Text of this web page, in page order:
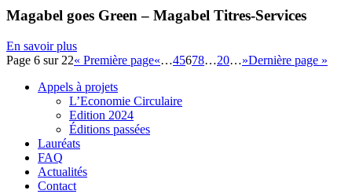
Magabel goes Green – Magabel Titres-Services
En savoir plus
Page 6 sur 22« Première page«…45678…20…»Dernière page »
Appels à projets
L’Economie Circulaire
Edition 2024
Éditions passées
Lauréats
FAQ
Actualités
Contact